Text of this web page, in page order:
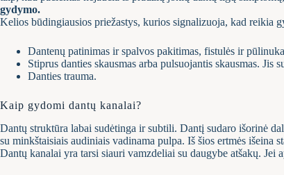
gydymo.
Kelios būdingiausios priežastys, kurios signalizuoja, kad reikia
Dantenų patinimas ir spalvos pakitimas, fistulės ir
Stiprus danties skausmas arba pulsuojantis skausmas. Jis
Danties trauma.
Kaip gydomi dantų kanalai?
Dantų struktūra labai sudėtinga ir subtili. Dantį sudaro išorinė
su minkštaisiais audiniais vadinama pulpa. Iš šios ertmės
Dantų kanalai yra tarsi siauri vamzdeliai su daugybe atšakų.